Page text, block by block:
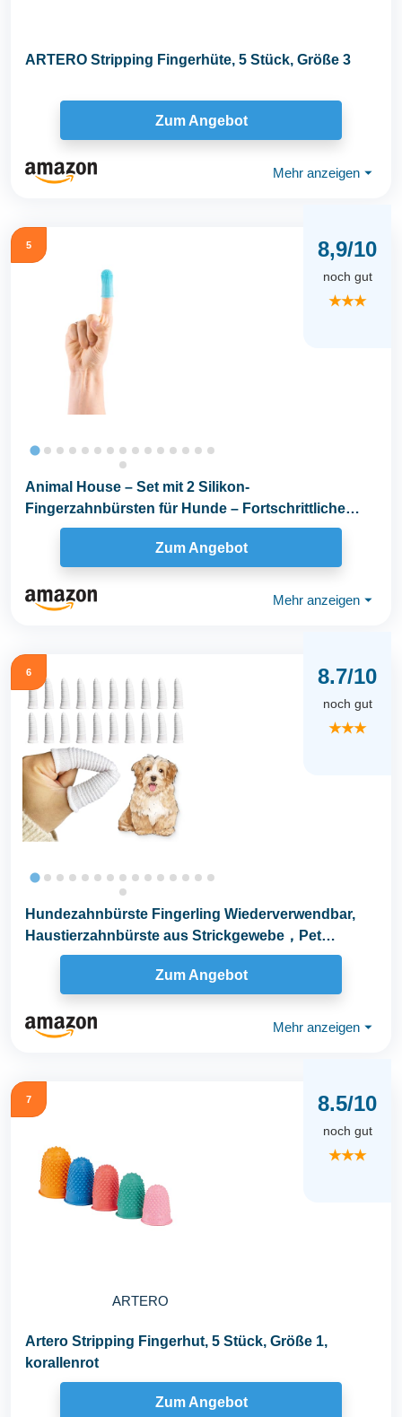
ARTERO Stripping Fingerhüte, 5 Stück, Größe 3
Zum Angebot
Mehr anzeigen ⏷
5 8,9/10
noch gut
★★★
Animal House – Set mit 2 Silikon-
Fingerzahnbürsten für Hunde – Fortschrittliche
Zahnpflege...
Zum Angebot
Mehr anzeigen ⏷
6 8.7/10
noch gut
★★★
Hundezahnbürste Fingerling Wiederverwendbar,
Haustierzahnbürste aus Strickgewebe，Pet
Finger...
Zum Angebot
Mehr anzeigen ⏷
7
ARTERO
8.5/10
noch gut
★★★
Artero Stripping Fingerhut, 5 Stück, Größe 1,
korallenrot
Zum Angebot